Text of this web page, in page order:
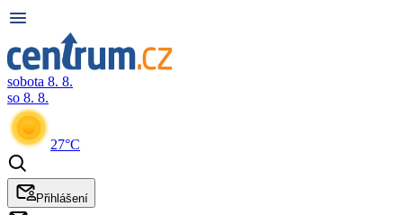
sobota 8. 8.
so 8. 8.
27°C
Přihlášení